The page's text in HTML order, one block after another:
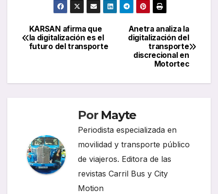
Navegación
de
Anetra analiza la
digitalización del
transporte
discrecional en
Motortec
KARSAN afirma que
la digitalización es el
futuro del transporte
Por Mayte
Periodista especializada en
movilidad y transporte público
de viajeros. Editora de las
revistas Carril Bus y City
Motion